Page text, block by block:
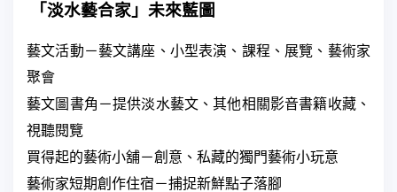
「淡水藝合家」未來藍圖
藝文活動－藝文講座、小型表演、課程、展覽、藝術家
聚會
藝文圖書角－提供淡水藝文、其他相關影音書籍收藏、
視聽閱覽
買得起的藝術小舖－創意、私藏的獨門藝術小玩意
藝術家短期創作住宿－捕捉新鮮點子落腳